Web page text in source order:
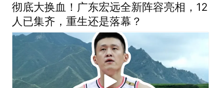
彻底大换血！广东宏远全新阵容亮相，12
人已集齐，重生还是落幕？